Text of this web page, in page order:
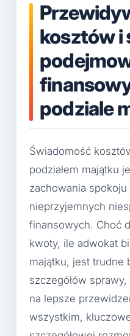
kosztów i
podziale
Świadomość
podziałem majątku
zachowania
nieprzyjemnych
finansowych. Choć
kwoty, ile adwokat
majątku, jest trudne
szczegółów
na lepsze
wszystkim,